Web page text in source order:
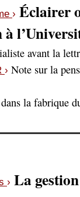
› Éclairer
à
avant la
› Note sur la
la fabrique
› La